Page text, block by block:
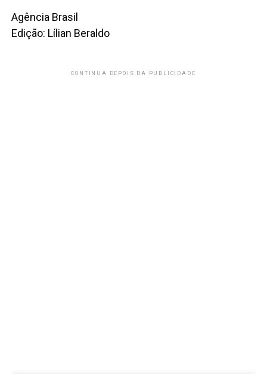
Agência Brasil
Edição: Lílian Beraldo
CONTINUA DEPOIS DA PUBLICIDADE